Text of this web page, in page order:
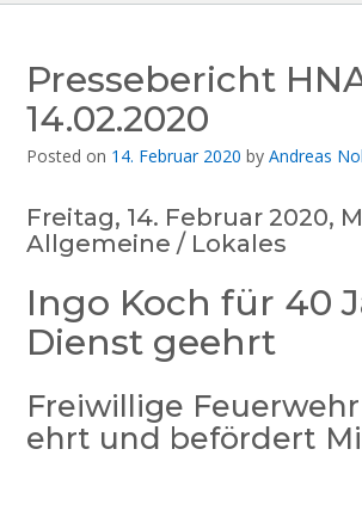
Pressebericht
14.02.2020
Posted on 14. Februar 2020 by Andreas
Freitag, 14. Februar 2020,
Allgemeine / Lokales
Ingo Koch für 40
Dienst geehrt
Freiwillige
ehrt und befördert